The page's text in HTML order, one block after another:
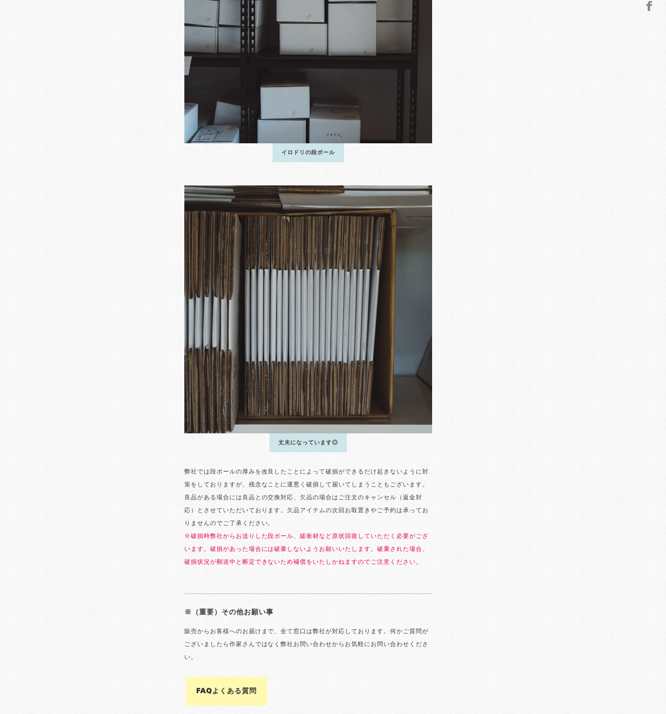
イロドリの段ボール
丈夫になっています◎
弊社では段ボールの厚みを改良したことによって破損ができるだけ起きないように対
策をしておりますが、残念なことに運悪く破損して届いてしまうこともございます。
良品がある場合には良品との交換対応、欠品の場合はご注文のキャンセル（返金対
応）とさせていただいております。欠品アイテムの次回お取置きやご予約は承ってお
りませんのでご了承ください。
※破損時弊社からお送りした段ボール、緩衝材など原状回復していただく必要がござ
います。破損があった場合には破棄しないようお願いいたします。破棄された場合、
破損状況が郵送中と断定できないため補償をいたしかねますのでご注意ください。
※（重要）その他お願い事
販売からお客様へのお届けまで、全て窓口は弊社が対応しております。何かご質問が
ございましたら作家さんではなく弊社お問い合わせからお気軽にお問い合わせくださ
い。
FAQよくある質問